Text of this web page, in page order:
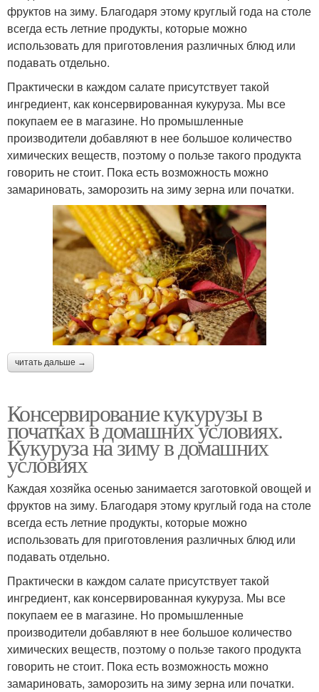
фруктов на зиму. Благодаря этому круглый года на столе
всегда есть летние продукты, которые можно
использовать для приготовления различных блюд или
подавать отдельно.
Практически в каждом салате присутствует такой
ингредиент, как консервированная кукуруза. Мы все
покупаем ее в магазине. Но промышленные
производители добавляют в нее большое количество
химических веществ, поэтому о пользе такого продукта
говорить не стоит. Пока есть возможность можно
замариновать, заморозить на зиму зерна или початки.
читать дальше →
Консервирование кукурузы в
початках в домашних условиях.
Кукуруза на зиму в домашних
условиях
Каждая хозяйка осенью занимается заготовкой овощей и
фруктов на зиму. Благодаря этому круглый года на столе
всегда есть летние продукты, которые можно
использовать для приготовления различных блюд или
подавать отдельно.
Практически в каждом салате присутствует такой
ингредиент, как консервированная кукуруза. Мы все
покупаем ее в магазине. Но промышленные
производители добавляют в нее большое количество
химических веществ, поэтому о пользе такого продукта
говорить не стоит. Пока есть возможность можно
замариновать, заморозить на зиму зерна или початки.